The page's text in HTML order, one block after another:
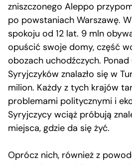
zniszczonego Aleppo
po powstaniach Warszawę.
spokoju od 12 lat. 9 mln
opuścić swoje domy, część
obozach uchodźczych.
Syryjczyków znalazło się w
milion. Każdy z tych krajów
problemami politycznymi i
Syryjczycy wciąż próbują
miejsca, gdzie da się żyć.
Oprócz nich, również z